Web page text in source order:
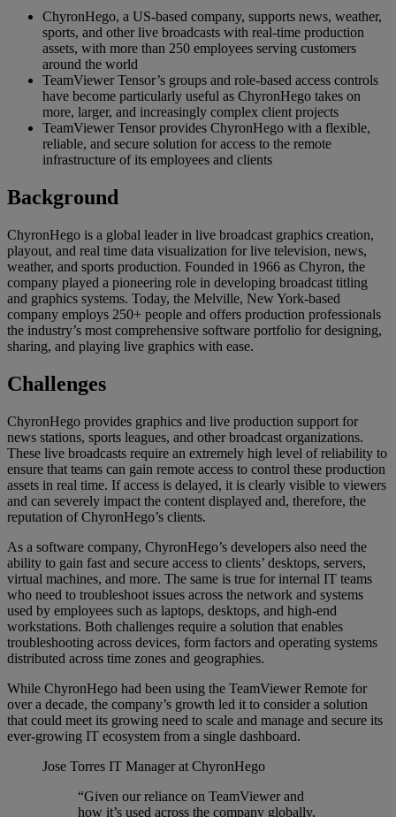
ChyronHego, a US-based company, supports news, weather,
sports, and other live broadcasts with real-time production
assets, with more than 250 employees serving customers
around the world
TeamViewer Tensor’s groups and role-based access controls
have become particularly useful as ChyronHego takes on
more, larger, and increasingly complex client projects
TeamViewer Tensor provides ChyronHego with a flexible,
reliable, and secure solution for access to the remote
infrastructure of its employees and clients
Background
ChyronHego is a global leader in live broadcast graphics creation,
playout, and real time data visualization for live television, news,
weather, and sports production. Founded in 1966 as Chyron, the
company played a pioneering role in developing broadcast titling
and graphics systems. Today, the Melville, New York-based
company employs 250+ people and offers production professionals
the industry’s most comprehensive software portfolio for designing,
sharing, and playing live graphics with ease.
Challenges
ChyronHego provides graphics and live production support for
news stations, sports leagues, and other broadcast organizations.
These live broadcasts require an extremely high level of reliability to
ensure that teams can gain remote access to control these production
assets in real time. If access is delayed, it is clearly visible to viewers
and can severely impact the content displayed and, therefore, the
reputation of ChyronHego’s clients.
As a software company, ChyronHego’s developers also need the
ability to gain fast and secure access to clients’ desktops, servers,
virtual machines, and more. The same is true for internal IT teams
who need to troubleshoot issues across the network and systems
used by employees such as laptops, desktops, and high-end
workstations. Both challenges require a solution that enables
troubleshooting across devices, form factors and operating systems
distributed across time zones and geographies.
While ChyronHego had been using the TeamViewer Remote for
over a decade, the company’s growth led it to consider a solution
that could meet its growing need to scale and manage and secure its
ever-growing IT ecosystem from a single dashboard.
Jose Torres IT Manager at ChyronHego
“Given our reliance on TeamViewer and
how it’s used across the company globally,